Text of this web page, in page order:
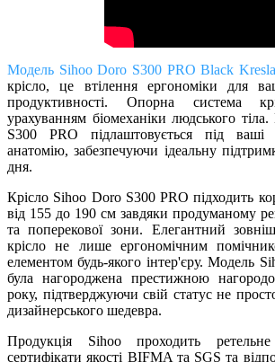
Модель Sihoo Doro S300 PRO Black
крісло, це втілення ергономіки для
продуктивності. Опорна система
урахуванням біомеханіки людського
S300 PRO підлаштовується під
анатомію, забезпечуючи ідеальну
дня.
Крісло Sihoo Doro S300 PRO підходить
від 155 до 190 см завдяки продуманому
та поперекової зони. Елегантний
крісло не лише ергономічним
елементом будь-якого інтер'єру. Модель
була нагороджена престижною
року, підтверджуючи свій статус не
дизайнерського шедевра.
Продукція Sihoo проходить
сертифікати якості BIFMA та SGS та